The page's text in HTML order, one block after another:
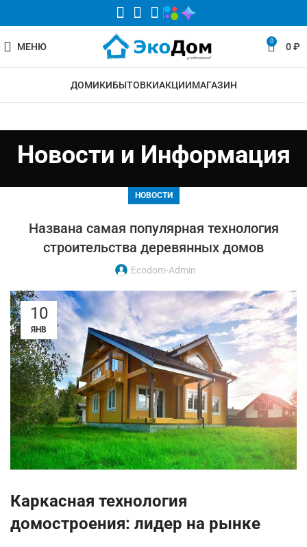
МЕНЮ 0 0₽
ДОМИКИБЫТОВКИАКЦИИМАГАЗИН
Новости и Информация
НОВОСТИ
Названа самая популярная технология
строительства деревянных домов
Ecodom-Admin
10
ЯНВ
Каркасная технология
домостроения: лидер на рынке